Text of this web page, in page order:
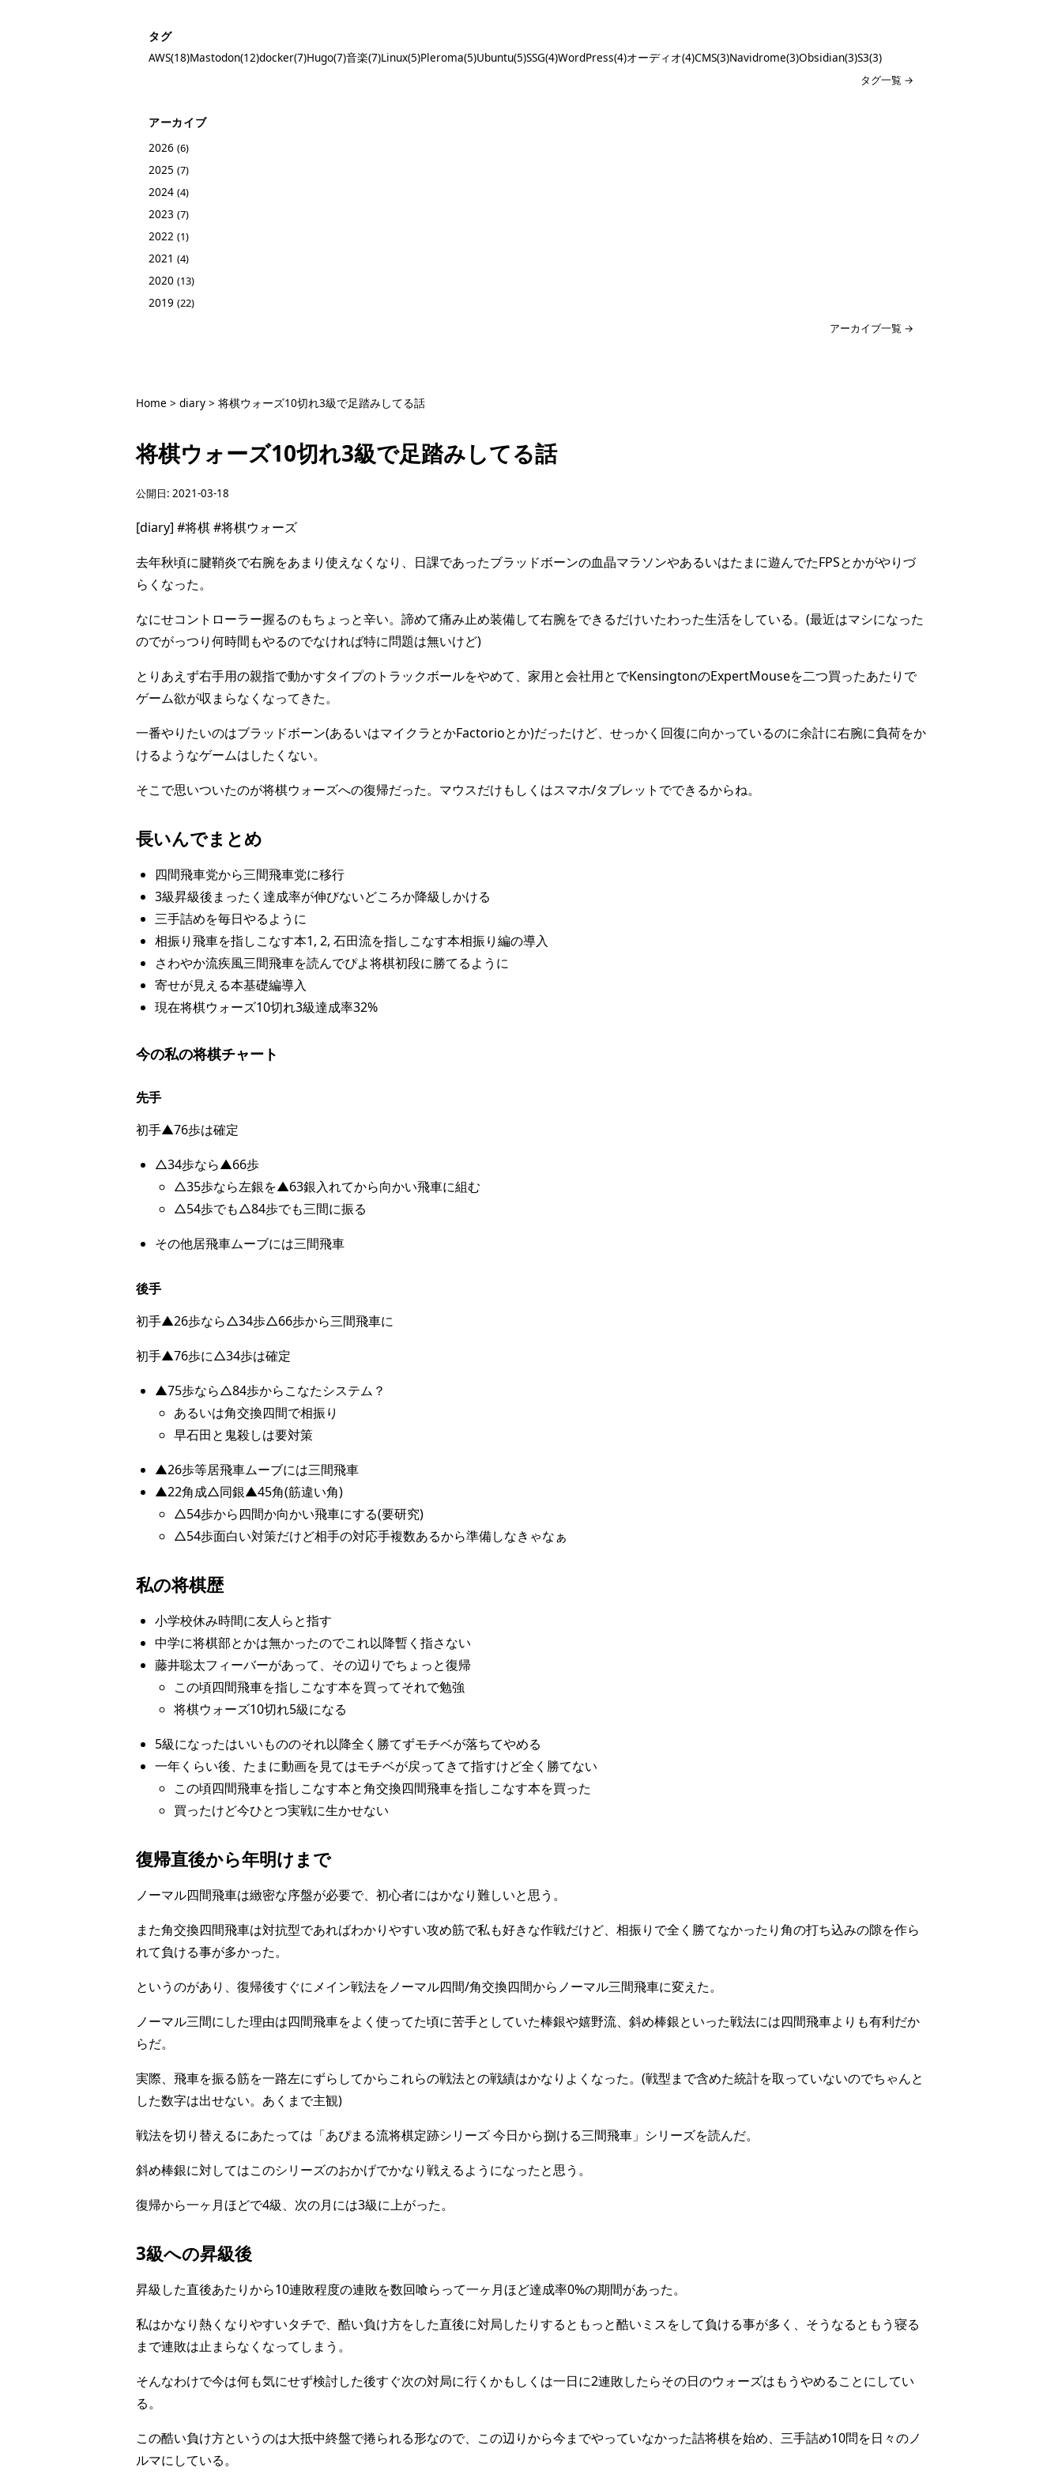
タグ
AWS(18)Mastodon(12)docker(7)Hugo(7)音楽(7)Linux(5)Pleroma(5)Ubuntu(5)SSG(4)WordPress(4)オーディオ(4)CMS(3)Navidrome(3)Obsidian(3)S3(3)
タグ一覧 →
アーカイブ
2026 (6)
2025 (7)
2024 (4)
2023 (7)
2022 (1)
2021 (4)
2020 (13)
2019 (22)
アーカイブ一覧 →
Home > diary > 将棋ウォーズ10切れ3級で足踏みしてる話
将棋ウォーズ10切れ3級で足踏みしてる話
公開日: 2021-03-18
[diary] #将棋#将棋ウォーズ
去年秋頃に腱鞘炎で右腕をあまり使えなくなり、日課であったブラッドボーンの血晶マラソンやあるいはたまに遊んでたFPSとかがやりづ
らくなった。
なにせコントローラー握るのもちょっと辛い。諦めて痛み止め装備して右腕をできるだけいたわった生活をしている。(最近はマシになった
のでがっつり何時間もやるのでなければ特に問題は無いけど)
とりあえず右手用の親指で動かすタイプのトラックボールをやめて、家用と会社用とでKensingtonのExpertMouseを二つ買ったあたりで
ゲーム欲が収まらなくなってきた。
一番やりたいのはブラッドボーン(あるいはマイクラとかFactorioとか)だったけど、せっかく回復に向かっているのに余計に右腕に負荷をか
けるようなゲームはしたくない。
そこで思いついたのが将棋ウォーズへの復帰だった。マウスだけもしくはスマホ/タブレットでできるからね。
長いんでまとめ
四間飛車党から三間飛車党に移行
3級昇級後まったく達成率が伸びないどころか降級しかける
三手詰めを毎日やるように
相振り飛車を指しこなす本1, 2, 石田流を指しこなす本相振り編の導入
さわやか流疾風三間飛車を読んでぴよ将棋初段に勝てるように
寄せが見える本基礎編導入
現在将棋ウォーズ10切れ3級達成率32%
今の私の将棋チャート
先手
初手▲76歩は確定
△34歩なら▲66歩
△35歩なら左銀を▲63銀入れてから向かい飛車に組む
△54歩でも△84歩でも三間に振る
その他居飛車ムーブには三間飛車
後手
初手▲26歩なら△34歩△66歩から三間飛車に
初手▲76歩に△34歩は確定
▲75歩なら△84歩からこなたシステム？
あるいは角交換四間で相振り
早石田と鬼殺しは要対策
▲26歩等居飛車ムーブには三間飛車
▲22角成△同銀▲45角(筋違い角)
△54歩から四間か向かい飛車にする(要研究)
△54歩面白い対策だけど相手の対応手複数あるから準備しなきゃなぁ
私の将棋歴
小学校休み時間に友人らと指す
中学に将棋部とかは無かったのでこれ以降暫く指さない
藤井聡太フィーバーがあって、その辺りでちょっと復帰
この頃四間飛車を指しこなす本を買ってそれで勉強
将棋ウォーズ10切れ5級になる
5級になったはいいもののそれ以降全く勝てずモチベが落ちてやめる
一年くらい後、たまに動画を見てはモチベが戻ってきて指すけど全く勝てない
この頃四間飛車を指しこなす本と角交換四間飛車を指しこなす本を買った
買ったけど今ひとつ実戦に生かせない
復帰直後から年明けまで
ノーマル四間飛車は緻密な序盤が必要で、初心者にはかなり難しいと思う。
また角交換四間飛車は対抗型であればわかりやすい攻め筋で私も好きな作戦だけど、相振りで全く勝てなかったり角の打ち込みの隙を作ら
れて負ける事が多かった。
というのがあり、復帰後すぐにメイン戦法をノーマル四間/角交換四間からノーマル三間飛車に変えた。
ノーマル三間にした理由は四間飛車をよく使ってた頃に苦手としていた棒銀や嬉野流、斜め棒銀といった戦法には四間飛車よりも有利だか
らだ。
実際、飛車を振る筋を一路左にずらしてからこれらの戦法との戦績はかなりよくなった。(戦型まで含めた統計を取っていないのでちゃんと
した数字は出せない。あくまで主観)
戦法を切り替えるにあたっては「あぴまる流将棋定跡シリーズ 今日から捌ける三間飛車」シリーズを読んだ。
斜め棒銀に対してはこのシリーズのおかげでかなり戦えるようになったと思う。
復帰から一ヶ月ほどで4級、次の月には3級に上がった。
3級への昇級後
昇級した直後あたりから10連敗程度の連敗を数回喰らって一ヶ月ほど達成率0%の期間があった。
私はかなり熱くなりやすいタチで、酷い負け方をした直後に対局したりするともっと酷いミスをして負ける事が多く、そうなるともう寝る
まで連敗は止まらなくなってしまう。
そんなわけで今は何も気にせず検討した後すぐ次の対局に行くかもしくは一日に2連敗したらその日のウォーズはもうやめることにしてい
る。
この酷い負け方というのは大抵中終盤で捲られる形なので、この辺りから今までやっていなかった詰将棋を始め、三手詰め10問を日々のノ
ルマにしている。